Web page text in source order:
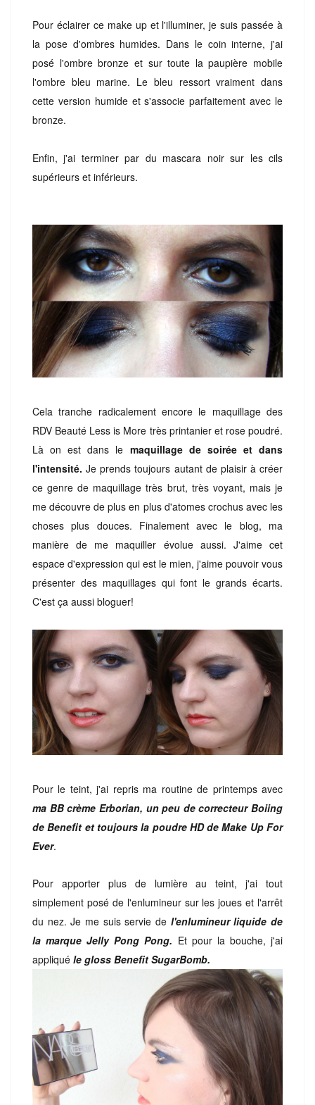
Pour éclairer ce make up et l'illuminer, je suis passée à
la pose d'ombres humides. Dans le coin interne, j'ai
posé l'ombre bronze et sur toute la paupière mobile
l'ombre bleu marine. Le bleu ressort vraiment dans
cette version humide et s'associe parfaitement avec le
bronze.
Enfin, j'ai terminer par du mascara noir sur les cils
supérieurs et inférieurs.
Cela tranche radicalement encore le maquillage des
RDV Beauté Less is More très printanier et rose poudré.
Là on est dans le maquillage de soirée et dans
l'intensité. Je prends toujours autant de plaisir à créer
ce genre de maquillage très brut, très voyant, mais je
me découvre de plus en plus d'atomes crochus avec les
choses plus douces. Finalement avec le blog, ma
manière de me maquiller évolue aussi. J'aime cet
espace d'expression qui est le mien, j'aime pouvoir vous
présenter des maquillages qui font le grands écarts.
C'est ça aussi bloguer!
Pour le teint, j'ai repris ma routine de printemps avec
ma BB crème Erborian, un peu de correcteur Boiing
de Benefit et toujours la poudre HD de Make Up For
Ever.
Pour apporter plus de lumière au teint, j'ai tout
simplement posé de l'enlumineur sur les joues et l'arrêt
du nez. Je me suis servie de l'enlumineur liquide de
la marque Jelly Pong Pong. Et pour la bouche, j'ai
appliqué le gloss Benefit SugarBomb.